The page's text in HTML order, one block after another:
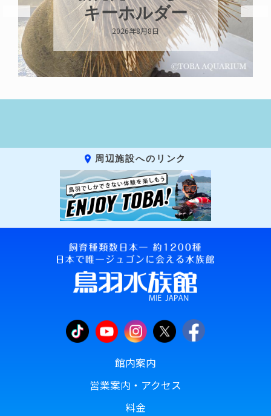
キーホルダー
2026年8月8日
周辺施設へのリンク
館内案内
営業案内・アクセス
料金